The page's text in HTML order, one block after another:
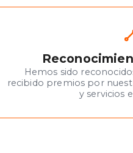
Hemos sido
recibido premios por
y servicios